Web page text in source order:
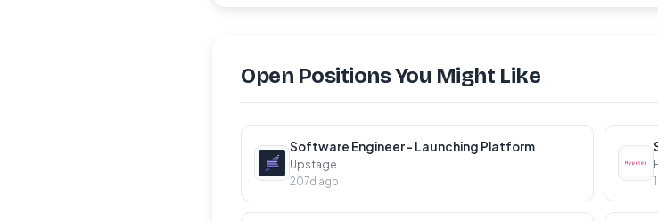
Together! ‘어디서든’ 함께 일할 수 있습니다.원격 근무에 필요한
있습니다.근무를 위한 카페 이용 시 음료 비용, 스터디룸 혹은 공
소프트웨어, 도서, 자료, 교육 및 어학 수강비 등 성장에 필요한 비
보험 및 종합건강검진을 지원해드립니다.관련 콘텐츠AI 회사에서
Requirements필수사항LLM 또는 Document AI 관련 AI 모델 서빙
나 이상의 프로그래밍 언어에 대한 높은 수준의 이해 (예:
Open Positions You Might Like
Software Engineer - Launching Platform
Upstage
207d ago